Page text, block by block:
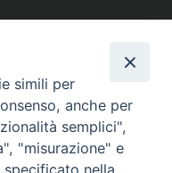
(BA)
simili per
anche per
semplici",
"misurazione" e